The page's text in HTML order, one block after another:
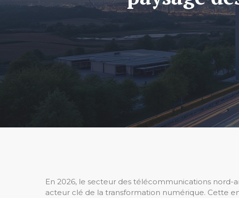
En 2026, le secteur des télécommunications
acteur clé de la transformation numérique. Cette